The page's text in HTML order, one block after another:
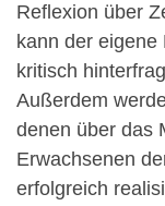
Reflexion über
kann der
kritisch
Außerdem
denen über das
Erwachsenen
erfolgreich